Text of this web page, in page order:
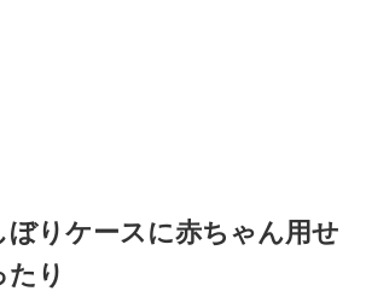
りケースに赤ちゃん用せ
り